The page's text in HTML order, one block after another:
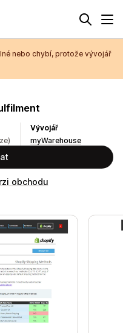
nebo chybí, protože vývojář
Vývojář
myWarehouse
obchodu